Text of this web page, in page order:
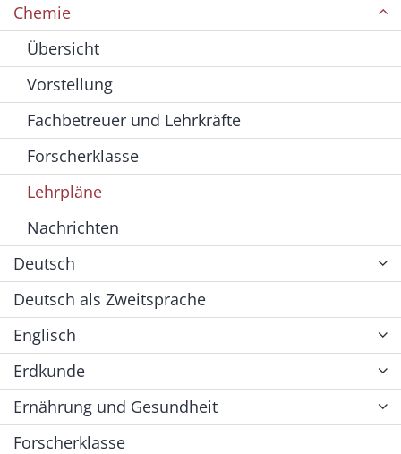
Chemie
Übersicht
Vorstellung
Fachbetreuer und Lehrkräfte
Forscherklasse
Lehrpläne
Nachrichten
Deutsch
Deutsch als Zweitsprache
Englisch
Erdkunde
Ernährung und Gesundheit
Forscherklasse